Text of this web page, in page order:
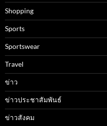
Shopping
Sports
Sportswear
Travel
ข่าว
ข่าวประชาสัมพันธ์
ข่าวสังคม